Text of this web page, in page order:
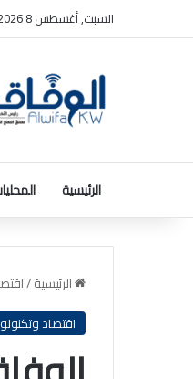
السبت, أغسطس 8 2026
الرئيسية
الرئيسية/
اقتصاد